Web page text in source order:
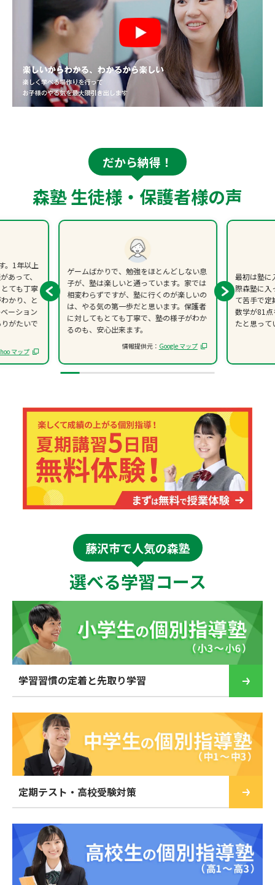
だから納得！
森塾 生徒様・保護者様の声
。1年以上
あって、
ても丁寧
かり、と
ーション
がたいで
マップ
ゲームばかりで、勉強をほとんどしない息
子が、塾は楽しいと通っています。家では
相変わらずですが、塾に行くのが楽しいの
は、やる気の第一歩だと思います。保護者
に対してもとても丁寧で、塾の様子がわか
るのも、安心出来ます。
情報提供元： Google マップ
最初は塾に
際森塾に入
て苦手で定
数学が81
たと思って
藤沢市で人気の森塾
選べる学習コース
学習習慣の定着と先取り学習
定期テスト・高校受験対策